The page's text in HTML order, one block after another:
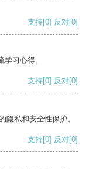
支持[0] 反对[0]
习心得。
支持[0] 反对[0]
隐私和安全性保护。
支持[0] 反对[0]